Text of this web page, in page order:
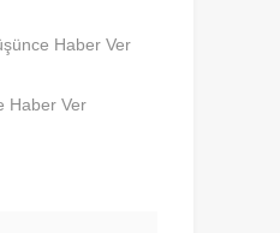
Haber Ver
Haber Ver